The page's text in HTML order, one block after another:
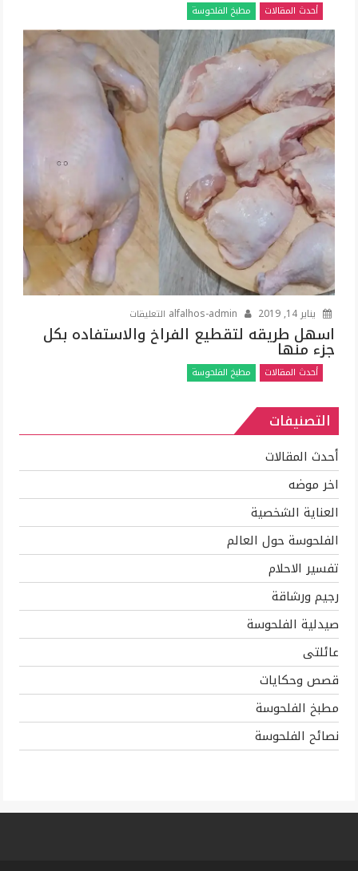
بطريقه
سهله
وسريعه
وطعمه
احلى
من
كبار
المحلات
مغلقة
أحدث المقالات مطبخ الفلحوسة
يناير 14, 2019 التعليقات
اسهل
جزء
مغلقة
اسهل طريقه لتقطيع الفراخ والاستفاده بكل
جزء منها
أحدث المقالات مطبخ الفلحوسة
التصنيفات
أحدث المقالات
اخر موضه
العناية الشخصية
الفلحوسة حول العالم
تفسير الاحلام
رجيم ورشاقة
صيدلية الفلحوسة
عائلتى
قصص وحكايات
مطبخ الفلحوسة
نصائح الفلحوسة